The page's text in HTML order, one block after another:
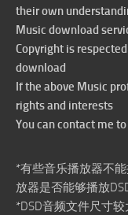
their own
Music download
Copyright is
download
If the above Music
rights and interests
You can contact me
*有些音乐播放器不
放器是否能够播放
*DSD音频文件尺寸